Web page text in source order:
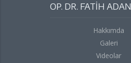
OP. DR. FATİH
Hakkımda
Galeri
Videolar